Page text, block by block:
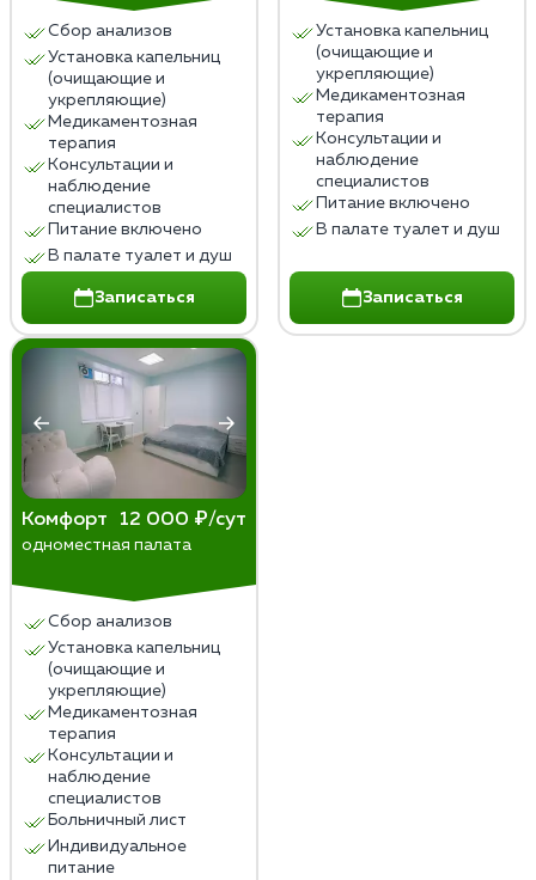
поддержание здорового образа жизни,
социальную адаптацию и укрепление
психоэмоционального состояния. Важно следовать
рекомендациям врачей и поддерживать свой путь к
выздоровлению.
Сбор анализов
Установка капельниц
(очищающие и
укрепляющие)
Медикаментозная
терапия
Консультации и
наблюдение
специалистов
Питание включено
В палате туалет и душ
Записаться
Установка капельниц
(очищающие и
укрепляющие)
Медикаментозная
терапия
Консультации и
наблюдение
специалистов
Питание включено
В палате туалет и душ
Записаться
Комфорт 12 000 ₽/сут
одноместная палата
Сбор анализов
Установка капельниц
(очищающие и
укрепляющие)
Медикаментозная
терапия
Консультации и
наблюдение
специалистов
Больничный лист
Индивидуальное
питание